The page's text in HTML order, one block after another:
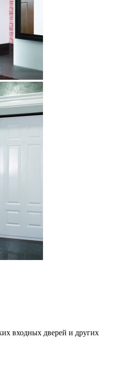
входных дверей и других